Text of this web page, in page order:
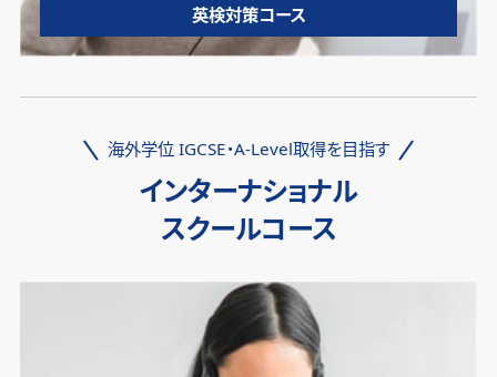
英検対策コース
海外学位 IGCSE・A-Level取得を目指す
インターナショナル
スクールコース